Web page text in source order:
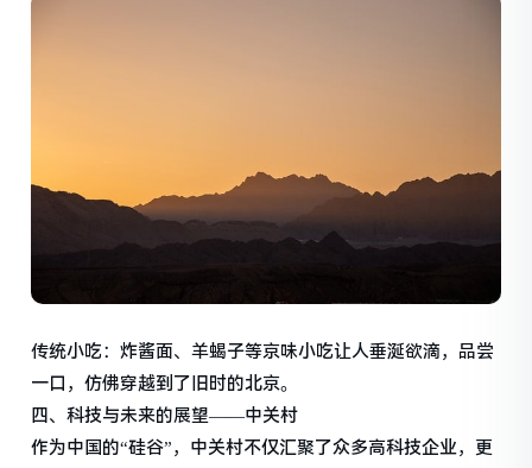
传统小吃：炸酱面、羊蝎子等京味小吃让人垂涎欲滴，品尝
一口，仿佛穿越到了旧时的北京。
四、科技与未来的展望——中关村
作为中国的“硅谷”，中关村不仅汇聚了众多高科技企业，更